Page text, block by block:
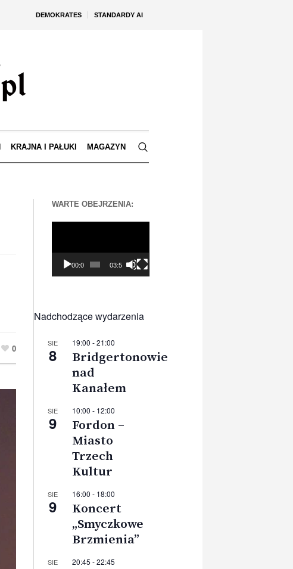
DEMOKRATES STANDARDY AI
KRAJNA I PAŁUKI MAGAZYN
0
WARTE OBEJRZENIA:
00:00 03:56
Nadchodzące wydarzenia
SIE
8
19:00 -21:00
Bridgertonowie
nad
Kanałem
SIE
9
10:00 - 12:00
Fordon –
Miasto
Trzech
Kultur
SIE
9
16:00 - 18:00
Koncert
„Smyczkowe
Brzmienia”
SIE 20:45 -22:45